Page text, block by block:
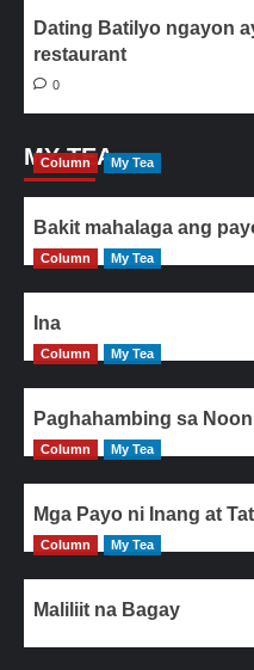
Dating Batilyo ngayon
restaurant
0
MY TEA
Column My Tea
Bakit mahalaga ang
Column My Tea
Ina
Column My Tea
Paghahambing sa
Column My Tea
Mga Payo ni Inang at
Column My Tea
Maliliit na Bagay